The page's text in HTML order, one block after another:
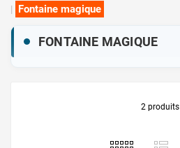
Fontaine magique
FONTAINE MAGIQUE
2 produits